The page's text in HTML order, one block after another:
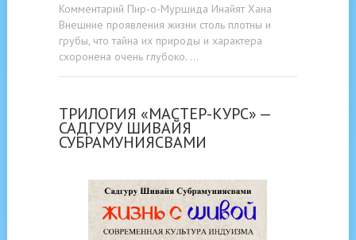
Комментарий Пир-о-Муршида Инайят Хана
Внешние проявления жизни столь плотны и
грубы, что тайна их природы и характера
схоронена очень глубоко. …
ТРИЛОГИЯ «МАСТЕР-КУРС» —
САДГУРУ ШИВАЙЯ
СУБРАМУНИЯСВАМИ